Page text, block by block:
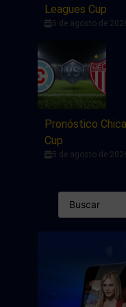
Leagues Cup
5 de agosto de
Pronóstico
Cup
5 de agosto de